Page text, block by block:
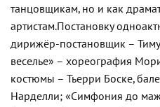
танцовщикам, но и как
артистам.Постановку
дирижёр-постановщик –
веселье» – хореография
костюмы – Тьерри Боске,
Нарделли; «Симфония до